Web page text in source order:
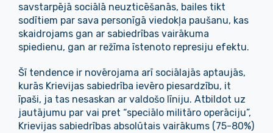
savstarpējā sociālā neuzticēšanās, bailes tikt
sodītiem par sava personīgā viedokļa paušanu, kas
skaidrojams gan ar sabiedrības vairākuma
spiedienu, gan ar režīma īstenoto represiju efektu.
Šī tendence ir novērojama arī sociālajās aptaujās,
kurās Krievijas sabiedrība ievēro piesardzību, it
īpaši, ja tas nesaskan ar valdošo līniju. Atbildot uz
jautājumu par vai pret “speciālo militāro operāciju”,
Krievijas sabiedrības absolūtais vairākums (75-80%)